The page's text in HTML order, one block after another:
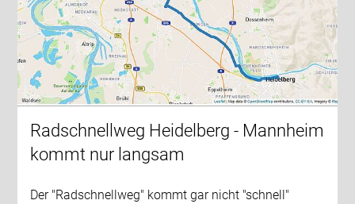
Radschnellweg Heidelberg - Mannheim
kommt nur langsam
Der "Radschnellweg" kommt gar nicht "schnell"